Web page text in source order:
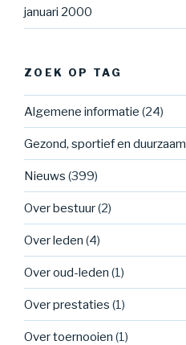
januari 2000
ZOEK OP TAG
Algemene informatie (24)
Gezond, sportief en duurzaam
Nieuws (399)
Over bestuur(2)
Over leden (4)
Over oud-leden (1)
Over prestaties (1)
Over toernooien (1)